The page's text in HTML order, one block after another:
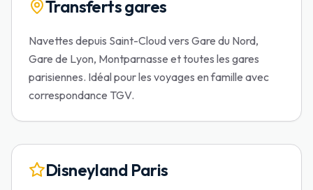
Transferts gares
Navettes depuis Saint-Cloud vers Gare du Nord,
Gare de Lyon, Montparnasse et toutes les gares
parisiennes. Idéal pour les voyages en famille avec
correspondance TGV.
Disneyland Paris